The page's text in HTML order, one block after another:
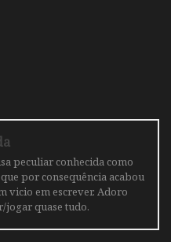
peculiar conhecida como
por consequência acabou
vicio em escrever. Adoro
jogar quase tudo.